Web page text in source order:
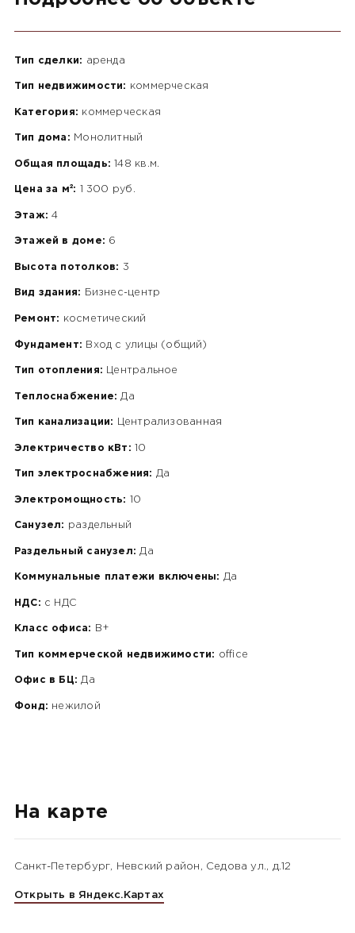
Тип сделки: аренда
Тип недвижимости: коммерческая
Категория: коммерческая
Тип дома: Монолитный
Общая площадь: 148 кв.м.
Цена за м²: 1 300 руб.
Этаж: 4
Этажей в доме: 6
Высота потолков: 3
Вид здания: Бизнес-центр
Ремонт: косметический
Фундамент: Вход с улицы (общий)
Тип отопления: Центральное
Теплоснабжение: Да
Тип канализации: Централизованная
Электричество кВт: 10
Тип электроснабжения: Да
Электромощность: 10
Санузел: раздельный
Раздельный санузел: Да
Коммунальные платежи включены: Да
НДС: c НДС
Класс офиса: B+
Тип коммерческой недвижимости: office
Офис в БЦ: Да
Фонд: нежилой
На карте
Санкт-Петербург, Невский район, Седова ул., д.12
Открыть в Яндекс.Картах